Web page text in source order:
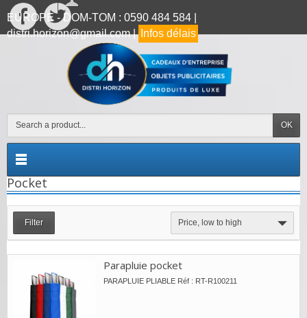
EUROPE - DOM-TOM : 0590 484 584 |
distri.horizon@gmail.com | Infos délais
OK
Pocket
Price, low to high
Filter
Parapluie pocket
PARAPLUIE PLIABLE Réf : RT-R100211